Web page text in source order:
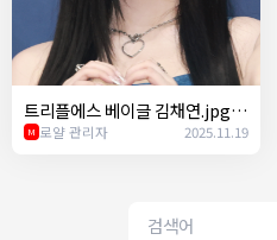
트리플에스 베이글 김채연.jpg
ㄷㄷ
M 로얄 관리자 2025.11.19